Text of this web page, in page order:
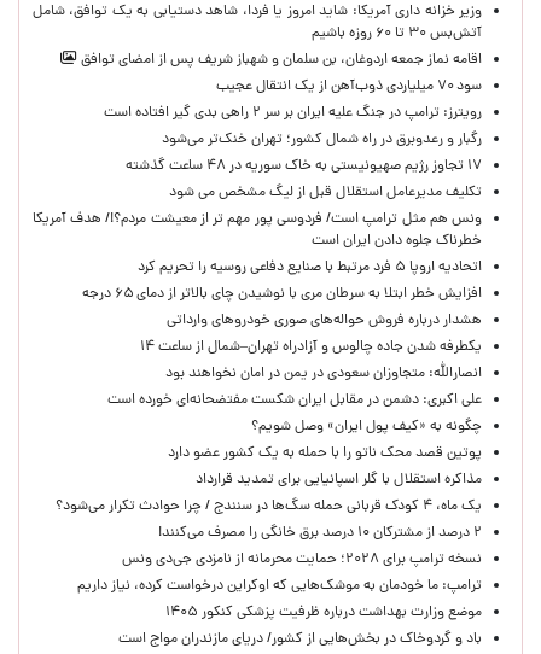
وزیر خزانه داری آمریکا: شاید امروز یا فردا، شاهد دستیابی به یک توافق، شامل
آتش‌بس ۳۰ تا ۶۰ روزه باشیم
اقامه نماز جمعه اردوغان، بن ‌سلمان و شهباز شریف پس از امضای توافق
سود ۷۰ میلیاردی ذوب‌آهن از یک انتقال عجیب
رویترز: ترامپ در جنگ علیه ایران بر سر ۲ راهی بدی گیر افتاده است
رگبار و رعدوبرق در راه شمال کشور؛ تهران خنک‌تر می‌شود
۱۷ تجاوز رژیم صهیونیستی به خاک سوریه در ۴۸ ساعت گذشته
تکلیف مدیرعامل استقلال قبل از لیگ مشخص می شود
ونس هم مثل ترامپ است/ فردوسی پور مهم تر از معیشت مردم؟!/ هدف آمریکا
خطرناک جلوه دادن ایران است
اتحادیه اروپا ۵ فرد مرتبط با صنایع دفاعی روسیه را تحریم کرد
افزایش خطر ابتلا به سرطان مری با نوشیدن چای بالاتر از دمای ۶۵ درجه
هشدار درباره فروش حواله‌های صوری خودروهای وارداتی
یکطرفه شدن جاده چالوس و آزادراه تهران–شمال از ساعت ۱۴
انصارالله: متجاوزان سعودی در یمن در امان نخواهند بود
علی اکبری: دشمن در مقابل ایران شکست مفتضحانه‌ای خورده است
چگونه به «کیف پول ایران» وصل شویم؟
پوتین قصد محک ناتو را با حمله به یک کشور عضو دارد
مذاکره استقلال با گلر اسپانیایی برای تمدید قرارداد
یک ماه، ۴ کودک قربانی حمله سگ‌ها در سنندج / چرا حوادث تکرار می‌شود؟
۲ درصد از مشترکان ۱۰ درصد برق خانگی را مصرف می‌کنند!
نسخه ترامپ برای ۲۰۲۸؛ حمایت محرمانه از نامزدی جی‌دی ونس
ترامپ: ما خودمان به موشک‌هایی که اوکراین درخواست کرده، نیاز داریم
موضع وزارت بهداشت درباره ظرفیت پزشکی کنکور ۱۴۰۵
باد و گردوخاک در بخش‌هایی از کشور/ دریای مازندران مواج است